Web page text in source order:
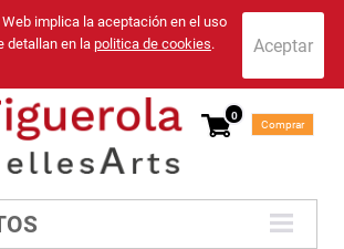
implica la aceptación en el uso
detallan en lapolitica de cookies.
0
Comprar